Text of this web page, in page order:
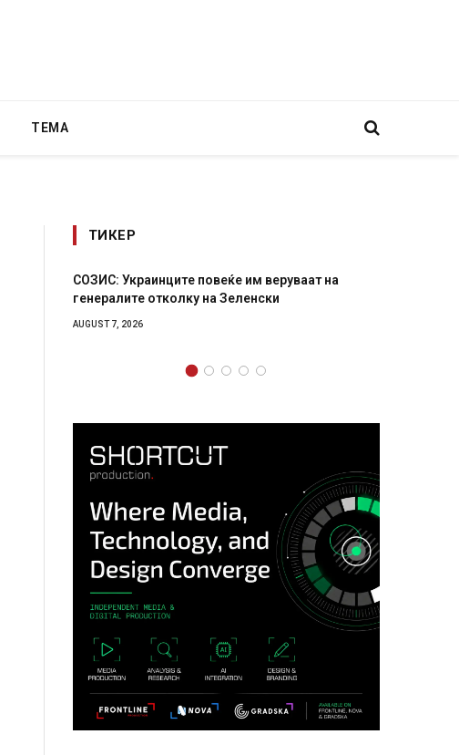
ТЕМА
ТИКЕР
СОЗИС: Украинците повеќе им веруваат на
генералите отколку на Зеленски
AUGUST 7, 2026